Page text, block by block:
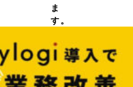
ま
す。